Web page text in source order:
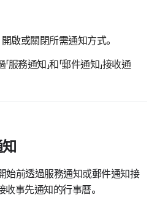
開啟或關閉所需通知方式。
服務通知」和「郵件通知」接收通
始前透過服務通知或郵件通知接
事先通知的行事曆。